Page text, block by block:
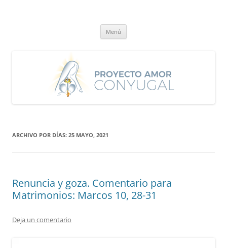
Menú
ARCHIVO POR DÍAS: 25 MAYO, 2021
Renuncia y goza. Comentario para
Matrimonios: Marcos 10, 28-31
Deja un comentario